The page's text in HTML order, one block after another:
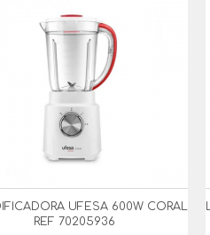
UFESA 600W CORAL
REF 70205936
Vista Rápida